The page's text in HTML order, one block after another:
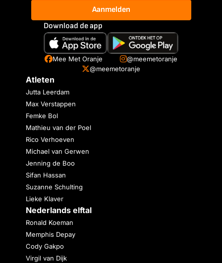
Aanmelden
Download de app
Mee Met Oranje
@meemetoranje
@meemetoranje
Atleten
Jutta Leerdam
Max Verstappen
Femke Bol
Mathieu van der Poel
Rico Verhoeven
Michael van Gerwen
Jenning de Boo
Sifan Hassan
Suzanne Schulting
Lieke Klaver
Nederlands elftal
Ronald Koeman
Memphis Depay
Cody Gakpo
Virgil van Dijk